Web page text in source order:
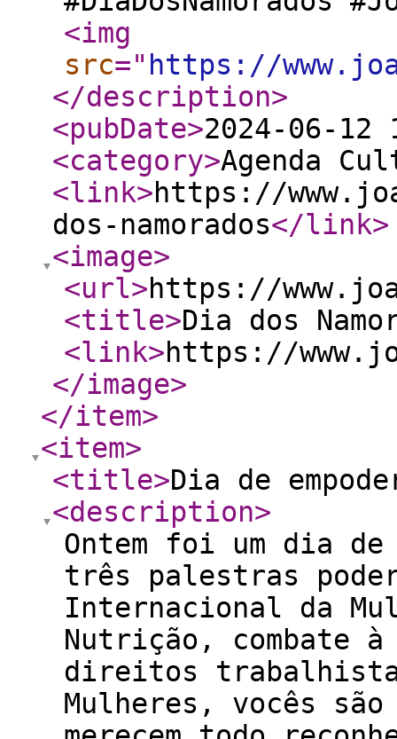
<img
src=" https://
</description>
<pubDate>2024-06-12
<category>Agenda
<link>https://
dos-namorados</link>
<image>
<url>https://
<title>Dia dos
<link>https://
</image>
</item>
<item>
<title>Dia de
<description>
Ontem foi um dia de
três palestras
Internacional da
Nutrição, combate
direitos
Mulheres, vocês